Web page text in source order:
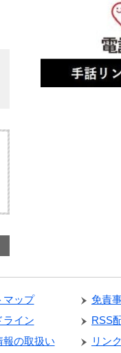
マップ
免責
ライン
RSS
報の取扱い
リン